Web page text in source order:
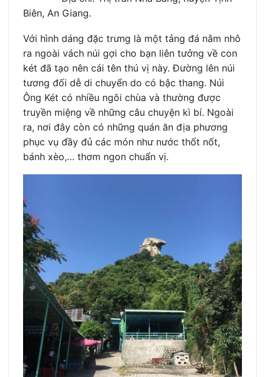
Biên, An Giang.
Với hình dáng đặc trưng là một tảng đá nằm nhô
ra ngoài vách núi gợi cho bạn liên tưởng về con
két đã tạo nên cái tên thú vị này. Đường lên núi
tương đối dễ di chuyển do có bậc thang. Núi
Ông Két có nhiều ngôi chùa và thường được
truyền miệng về những câu chuyện kì bí. Ngoài
ra, nơi đây còn có những quán ăn địa phương
phục vụ đầy đủ các món như nước thốt nốt,
bánh xèo,… thơm ngon chuẩn vị.